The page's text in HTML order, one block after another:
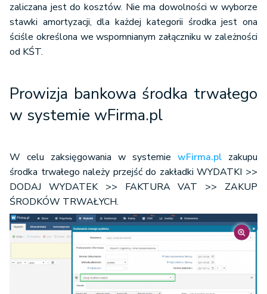
zaliczana jest do kosztów. Nie ma dowolności w wyborze
stawki amortyzacji, dla każdej kategorii środka jest ona
ściśle określona we wspomnianym załączniku w zależności
od KŚT.
Prowizja bankowa środka trwałego
w systemie wFirma.pl
W celu zaksięgowania w systemie wFirma.pl zakupu
środka trwałego należy przejść do zakładki WYDATKI >>
DODAJ WYDATEK >> FAKTURA VAT >> ZAKUP
ŚRODKÓW TRWAŁYCH.